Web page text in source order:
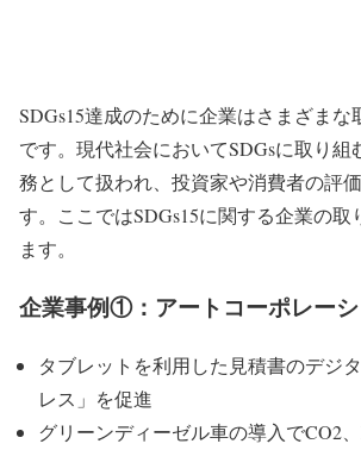
SDGs15達成のために企業はさまざまな
です。現代社会においてSDGsに取り組
務として扱われ、投資家や消費者の評
す。ここではSDGs15に関する企業の取
ます。
企業事例①：アートコーポレー
タブレットを利用した見積書のデジ
レス」 を促進
グリーンディーゼル車の導入でCO2